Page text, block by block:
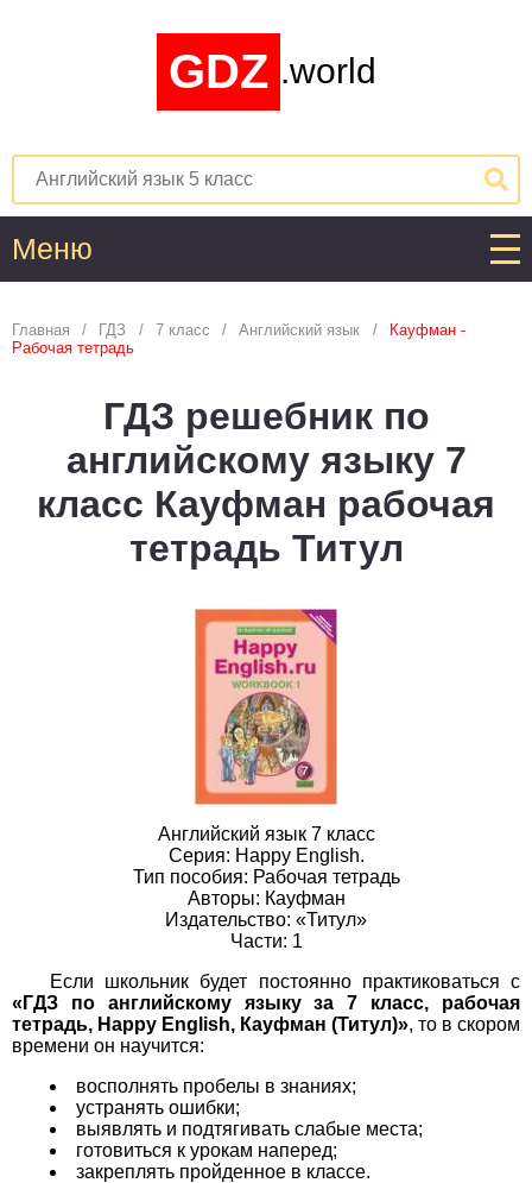
GDZ .world
Меню
1
2 3
Английский язык
2 3 4 5 6 7 8 9 10
Астрономия
4 5 6 7 8 9
Белорусский язык
5 6 7
Биология
5 6 7
География
4 5 6 7 8
Геометрия
Информатика
1
2 3 4
История
2 3 4 5 6 7 8
Главная ГДЗ 7 класс Английский язык
Кауфман -
Рабочая тетрадь
ГДЗ решебник по
английскому языку 7
класс Кауфман рабочая
тетрадь Титул
Английский язык 7 класс
Серия: Happy English.
Тип пособия: Рабочая тетрадь
Авторы: Кауфман
Издательство: «Титул»
Части: 1
Если школьник будет постоянно практиковаться с
«ГДЗ по английскому языку за 7 класс, рабочая
тетрадь, Happy English, Кауфман (Титул)», то в скором
времени он научится:
восполнять пробелы в знаниях;
устранять ошибки;
выявлять и подтягивать слабые места;
готовиться к урокам наперед;
закреплять пройденное в классе.